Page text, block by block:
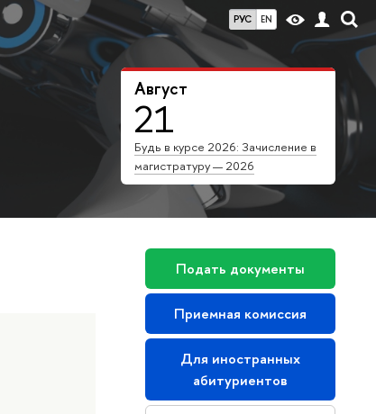
РУС EN
Август
21
Будь в курсе 2026: Зачисление в
магистратуру — 2026
Подать документы
Приемная комиссия
Для иностранных
абитуриентов